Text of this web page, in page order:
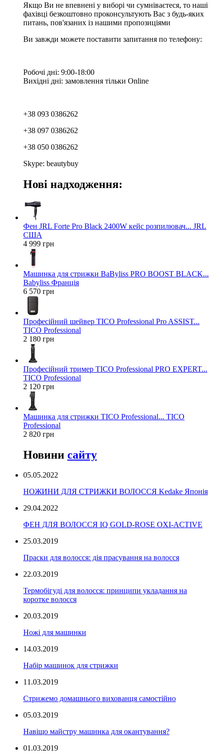
Якщо Ви не впевнені у виборі чи сумніваєтеся, то наші
фахівці безкоштовно проконсультують Вас з будь-яких
питань, пов'язаних із нашими пропозиціями
Ви завжди можете поставити запитання по телефону:
Робочі дні: 9:00-18:00
Вихідні дні: замовлення тільки Online
+38 093 0386262
+38 097 0386262
+38 050 0386262
Skype: beautybuy
Нові надходження:
Фен JRL Forte Pro Black 2400W кейс розпилювач... JRL
США
4 999 грн
Машинка для стрижки BaByliss PRO BOOST BLACK...
Babyliss Франція
6 570 грн
Професійний шейвер TICO Professional Pro ASSIST...
TICO Professional
2 180 грн
Професійний тример TICO Professional PRO EXPERT...
TICO Professional
2 120 грн
Машинка для стрижки TICO Professional... TICO
Professional
2 820 грн
Новини сайту
05.05.2022
НОЖИНИ ДЛЯ СТРИЖКИ ВОЛОССЯ Kedake Японія
29.04.2022
ФЕН ДЛЯ ВОЛОССЯ IQ GOLD-ROSE OXI-ACTIVE
25.03.2019
Праски для волосся: дія прасування на волосся
22.03.2019
Термобігуді для волосся: принципи укладання на
коротке волосся
20.03.2019
Ножі для машинки
14.03.2019
Набір машинок для стрижки
11.03.2019
Стрижемо домашнього вихованця самостійно
05.03.2019
Навіщо майстру машинка для окантування?
01.03.2019